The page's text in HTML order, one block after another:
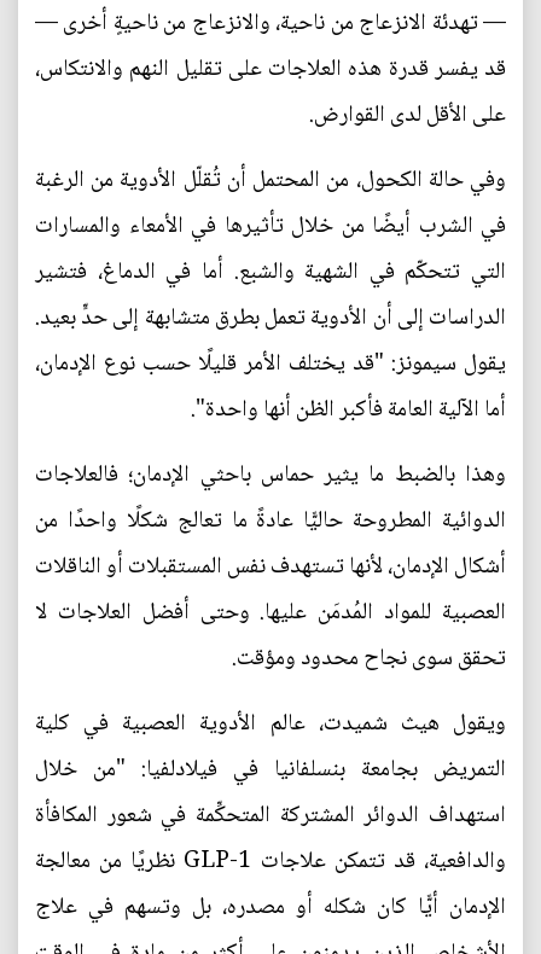
— تهدئة الانزعاج من ناحية، والانزعاج من ناحيةٍ أخرى —
قد يفسر قدرة هذه العلاجات على تقليل النهم والانتكاس،
على الأقل لدى القوارض.
وفي حالة الكحول، من المحتمل أن تُقلّل الأدوية من الرغبة
في الشرب أيضًا من خلال تأثيرها في الأمعاء والمسارات
التي تتحكّم في الشهية والشبع. أما في الدماغ، فتشير
الدراسات إلى أن الأدوية تعمل بطرق متشابهة إلى حدٍّ بعيد.
يقول سيمونز: "قد يختلف الأمر قليلًا حسب نوع الإدمان،
أما الآلية العامة فأكبر الظن أنها واحدة".
وهذا بالضبط ما يثير حماس باحثي الإدمان؛ فالعلاجات
الدوائية المطروحة حاليًّا عادةً ما تعالج شكلًا واحدًا من
أشكال الإدمان، لأنها تستهدف نفس المستقبلات أو الناقلات
العصبية للمواد المُدمَن عليها. وحتى أفضل العلاجات لا
تحقق سوى نجاح محدود ومؤقت.
ويقول هيث شميدت، عالم الأدوية العصبية في كلية
التمريض بجامعة بنسلفانيا في فيلادلفيا: "من خلال
استهداف الدوائر المشتركة المتحكِّمة في شعور المكافأة
والدافعية، قد تتمكن علاجات GLP-1 نظريًا من معالجة
الإدمان أيًّا كان شكله أو مصدره، بل وتسهم في علاج